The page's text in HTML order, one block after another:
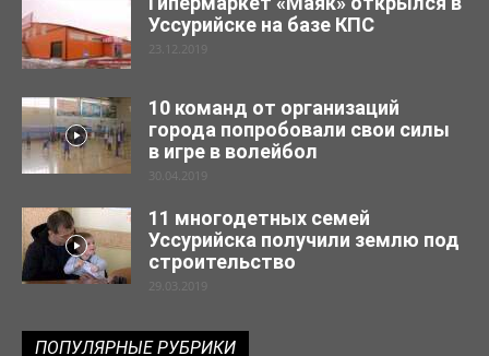
Уссурийске на базе КПС
23.12.2019
10 команд от организаций
города попробовали свои силы
в игре в волейбол
30.04.2019
11 многодетных семей
Уссурийска получили землю под
строительство
29.03.2019
ПОПУЛЯРНЫЕ РУБРИКИ